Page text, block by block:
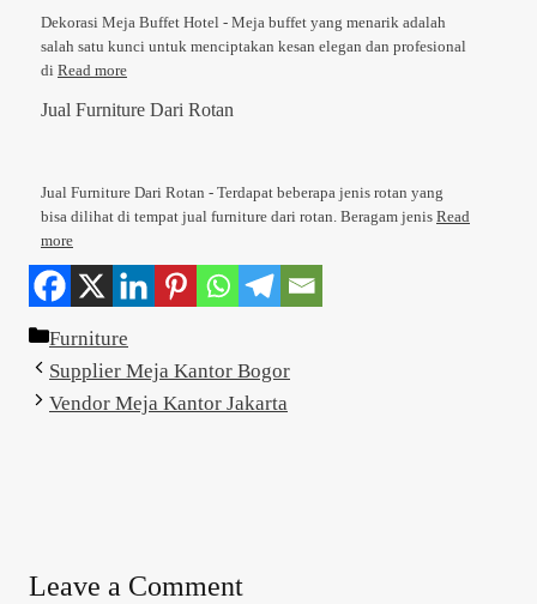
Dekorasi Meja Buffet Hotel - Meja buffet yang menarik adalah
salah satu kunci untuk menciptakan kesan elegan dan profesional
di Read more
Jual Furniture Dari Rotan
Jual Furniture Dari Rotan - Terdapat beberapa jenis rotan yang
bisa dilihat di tempat jual furniture dari rotan. Beragam jenis Read
more
Categories
Furniture
Supplier Meja Kantor Bogor
Vendor Meja Kantor Jakarta
Leave a Comment